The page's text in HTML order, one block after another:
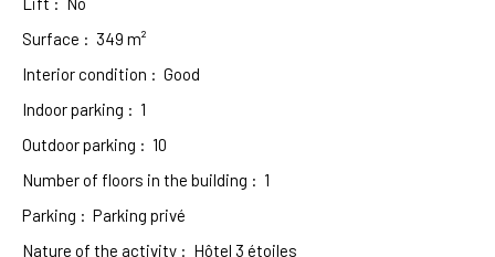
Surface : 349 m²
Interior condition : Good
Indoor parking : 1
Outdoor parking : 10
Number of floors in the building : 1
Parking : Parking privé
Nature of the activity : Hôtel 3 étoiles